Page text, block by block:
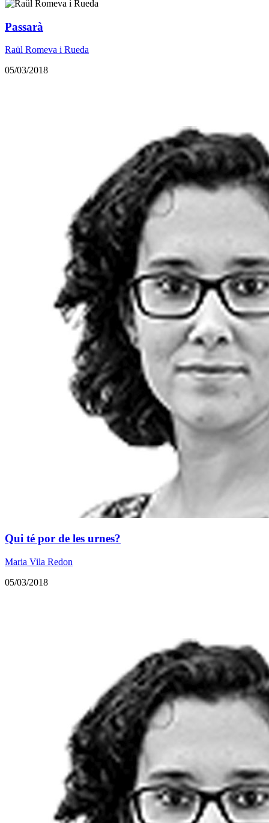
Passarà
Raül Romeva i Rueda
05/03/2018
Qui té por de les urnes?
Maria Vila Redon
05/03/2018